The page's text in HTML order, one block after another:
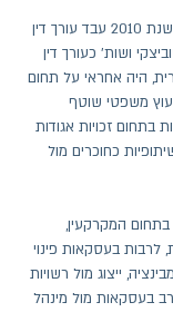
החל מסוף שנת 2000 ועד שנת 2010 עבד עורך דין
ושות' כעורך דין
היה אחראי על תחום
משפטי שוטף
בתחום זכויות אגודות
כחוכרים מול
בתחום המקרקעין,
לרבות בעסקאות פינוי
קומבינציה, ייצוג מול רשויות
רב בעסקאות מול מינהל